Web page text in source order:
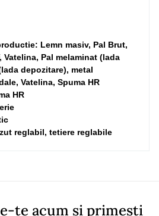
Lemn masiv, Pal Brut,
Vatelina, Pal melaminat (lada
depozitare), metal
Vatelina, Spuma HR
HR
reglabil, tetiere reglabile
te acum si primesti